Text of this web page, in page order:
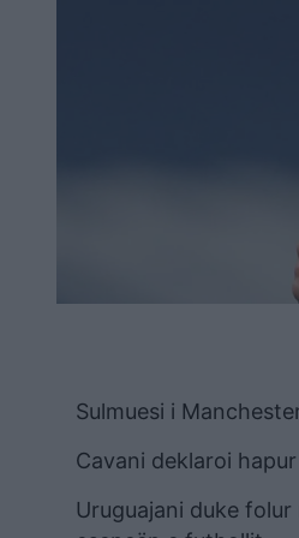
Sulmuesi i
Cavani deklaroi
Uruguajani duke